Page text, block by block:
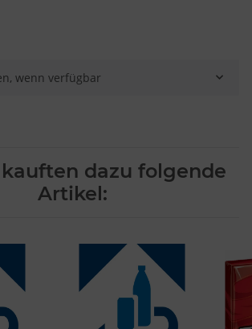
wenn verfügbar
dazu folgende
Artikel: